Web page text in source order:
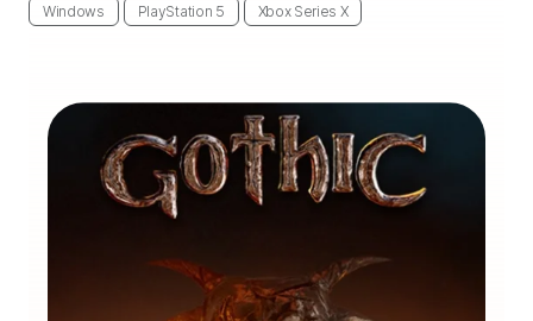
Windows PlayStation 5 Xbox Series X